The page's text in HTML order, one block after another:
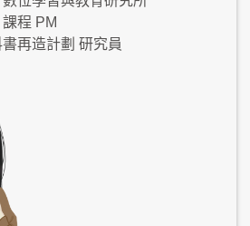
程 PM
再造計劃 研究員